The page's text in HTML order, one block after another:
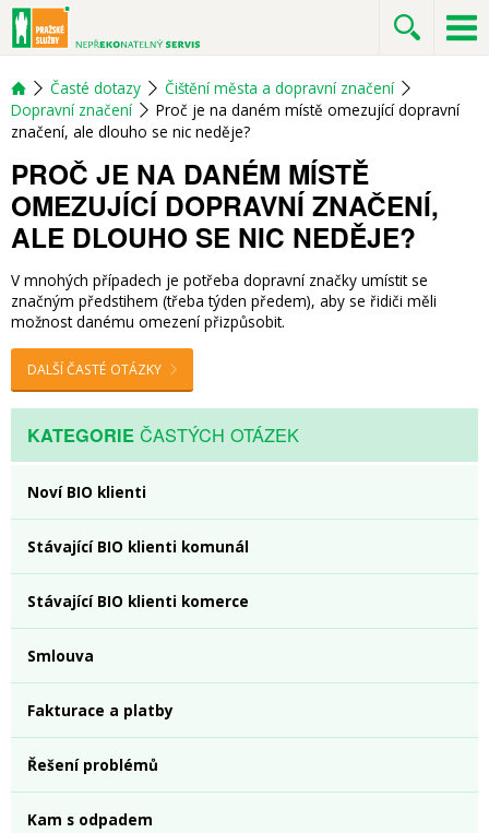
Časté dotazy
Čištění města a dopravní značení
Dopravní značení
Proč je na daném místě omezující dopravní
značení, ale dlouho se nic neděje?
PROČ JE NA DANÉM MÍSTĚ
OMEZUJÍCÍ DOPRAVNÍ ZNAČENÍ,
ALE DLOUHO SE NIC NEDĚJE?
V mnohých případech je potřeba dopravní značky umístit se
značným předstihem (třeba týden předem), aby se řidiči měli
možnost danému omezení přizpůsobit.
DALŠÍ ČASTÉ OTÁZKY
KATEGORIE ČASTÝCH OTÁZEK
Noví BIO klienti
Stávající BIO klienti komunál
Stávající BIO klienti komerce
Smlouva
Fakturace a platby
Řešení problémů
Kam s odpadem